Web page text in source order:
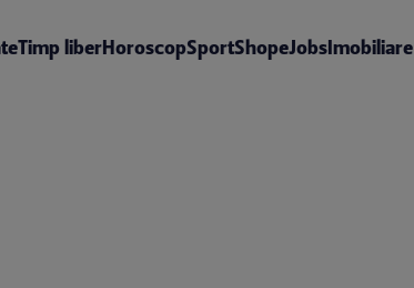
Timp liberHoroscopSportShopeJobsImobiliare